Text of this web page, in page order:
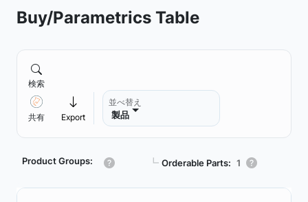
Buy/Parametrics Table
検索
共有 Export
並べ替え
製品
Product Groups: ┗ Orderable Parts: 1